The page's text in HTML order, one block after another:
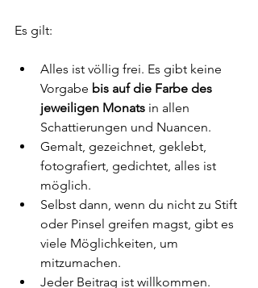
Es gilt:
Alles ist völlig frei. Es gibt keine
Vorgabe bis auf die Farbe des
jeweiligen Monats in allen
Schattierungen und Nuancen.
Gemalt, gezeichnet, geklebt,
fotografiert, gedichtet, alles ist
möglich.
Selbst dann, wenn du nicht zu Stift
oder Pinsel greifen magst, gibt es
viele Möglichkeiten, um
mitzumachen.
Jeder Beitrag ist willkommen.